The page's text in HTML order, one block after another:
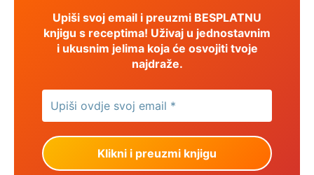
Upiši svoj email i preuzmi BESPLATNU
knjigu s receptima! Uživaj u jednostavnim
i ukusnim jelima koja će osvojiti tvoje
najdraže.